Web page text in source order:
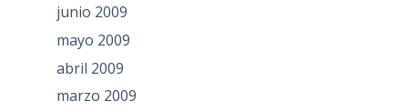
junio 2009
mayo 2009
abril 2009
marzo 2009